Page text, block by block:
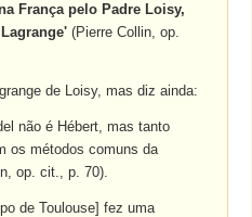
França pelo Padre Loisy,
Lagrange'(Pierre Collin, op.
de Loisy, mas diz ainda:
não é Hébert, mas tanto
os métodos comuns da
op. cit., p. 70).
de Toulouse] fez uma